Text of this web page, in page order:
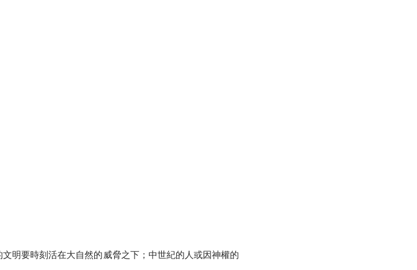
要時刻活在大自然的威脅之下；中世紀的人或因神權的